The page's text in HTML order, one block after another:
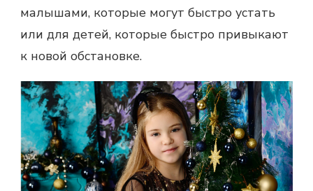
малышами, которые могут быстро устать
или для детей, которые быстро привыкают
к новой обстановке.